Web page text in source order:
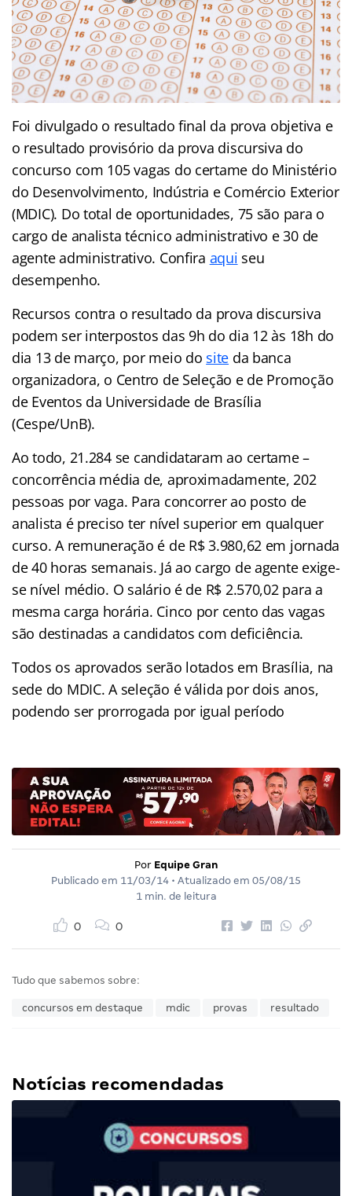
Foi divulgado o resultado final da prova objetiva e
o resultado provisório da prova discursiva do
concurso com 105 vagas do certame do Ministério
do Desenvolvimento, Indústria e Comércio Exterior
(MDIC). Do total de oportunidades, 75 são para o
cargo de analista técnico administrativo e 30 de
agente administrativo. Confira aqui seu
desempenho.
Recursos contra o resultado da prova discursiva
podem ser interpostos das 9h do dia 12 às 18h do
dia 13 de março, por meio do site da banca
organizadora, o Centro de Seleção e de Promoção
de Eventos da Universidade de Brasília
(Cespe/UnB).
Ao todo, 21.284 se candidataram ao certame –
concorrência média de, aproximadamente, 202
pessoas por vaga. Para concorrer ao posto de
analista é preciso ter nível superior em qualquer
curso. A remuneração é de R$ 3.980,62 em jornada
de 40 horas semanais. Já ao cargo de agente exige-
se nível médio. O salário é de R$ 2.570,02 para a
mesma carga horária. Cinco por cento das vagas
são destinadas a candidatos com deficiência.
Todos os aprovados serão lotados em Brasília, na
sede do MDIC. A seleção é válida por dois anos,
podendo ser prorrogada por igual período
Por Equipe Gran
Publicado em 11/03/14 • Atualizado em 05/08/15
1 min. de leitura
0 0
Tudo que sabemos sobre:
concursos em destaque mdic provas resultado
Notícias recomendadas